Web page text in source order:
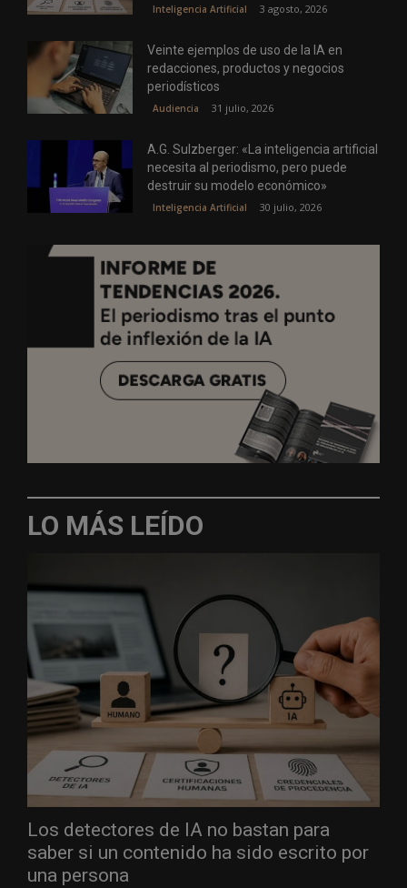
Inteligencia Artificial 3 agosto, 2026
Veinte ejemplos de uso de la IA en
redacciones, productos y negocios
periodísticos
Audiencia 31 julio, 2026
A.G. Sulzberger: «La inteligencia artificial
necesita al periodismo, pero puede
destruir su modelo económico»
Inteligencia Artificial 30 julio, 2026
LO MÁS LEÍDO
Los detectores de IA no bastan para
saber si un contenido ha sido escrito por
una persona